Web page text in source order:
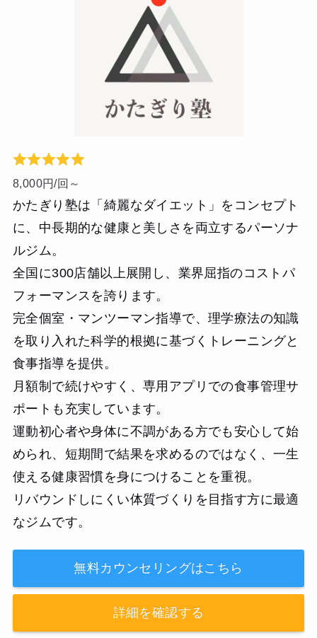
8,000円/回～
かたぎり塾は「綺麗なダイエット」をコンセプト
に、中長期的な健康と美しさを両立するパーソナ
ルジム。
全国に300店舗以上展開し、業界屈指のコストパ
フォーマンスを誇ります。
完全個室・マンツーマン指導で、理学療法の知識
を取り入れた科学的根拠に基づくトレーニングと
食事指導を提供。
月額制で続けやすく、専用アプリでの食事管理サ
ポートも充実しています。
運動初心者や身体に不調がある方でも安心して始
められ、短期間で結果を求めるのではなく、一生
使える健康習慣を身につけることを重視。
リバウンドしにくい体質づくりを目指す方に最適
なジムです。
無料カウンセリングはこちら
詳細を確認する